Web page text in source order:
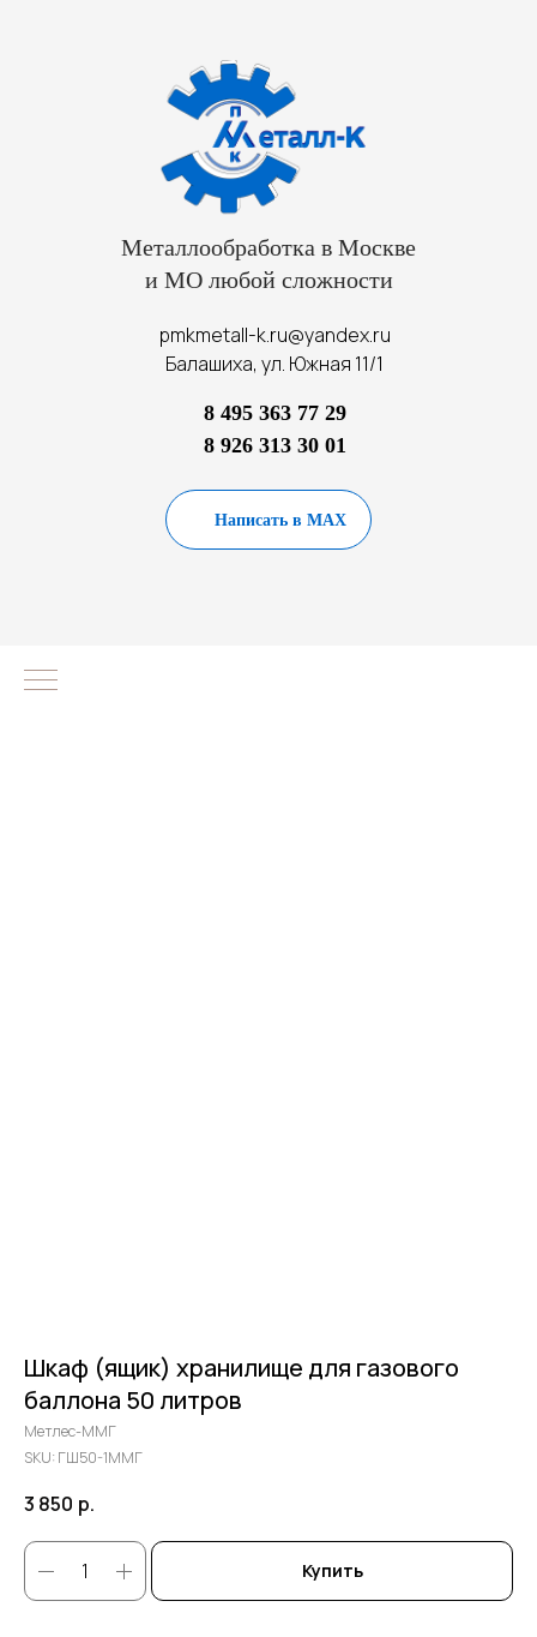
Металлообработка в Москве
и МО любой сложности
pmkmetall-k.ru@yandex.ru
Балашиха, ул. Южная 11/1
8 495 363 77 29
8 926 313 30 01
Написать в MAX
Шкаф (ящик) хранилище для газового
баллона 50 литров
Метлес-ММГ
SKU: ГШ50-1ММГ
3 850 р.
Купить